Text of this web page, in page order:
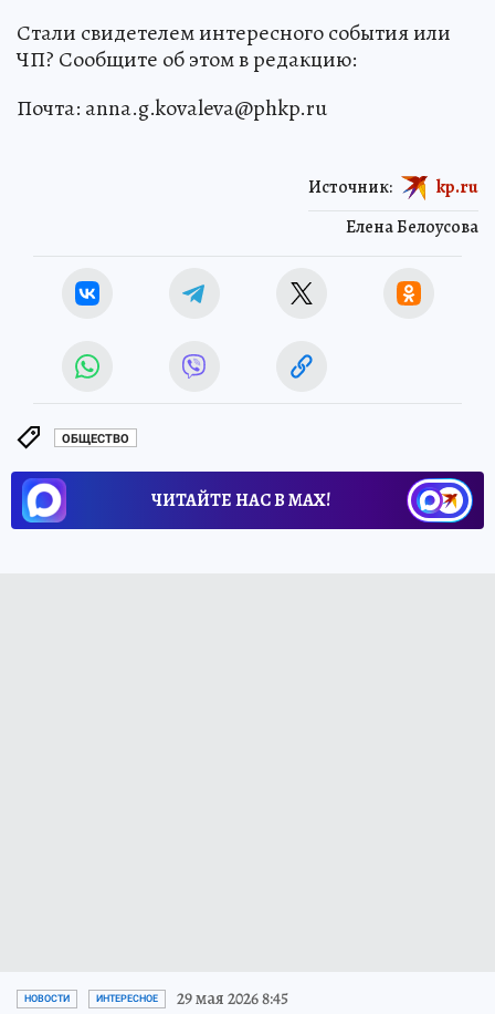
Стали свидетелем интересного события или
ЧП? Сообщите об этом в редакцию:
Почта: anna.g.kovaleva@phkp.ru
Елена Белоусова
Источник: kp.ru
ОБЩЕСТВО
ЧИТАЙТЕ НАС В МАХ!
НОВОСТИ ИНТЕРЕСНОЕ 29 мая 2026 8:45